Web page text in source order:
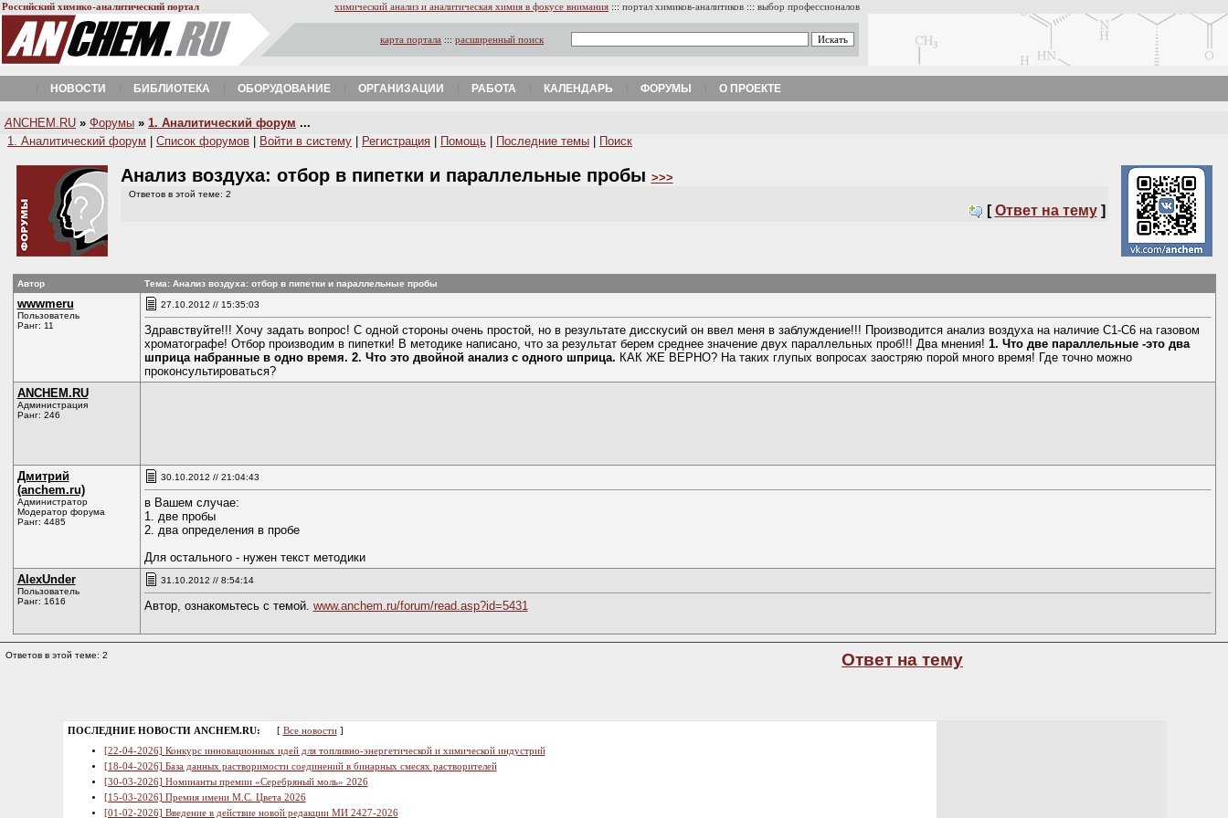
Российский химико-аналитический портал химический анализ и аналитическая химия в фокусе внимания ::: портал химиков-аналитиков ::: выбор профессионалов
карта портала ::: расширенный поиск
НОВОСТИ БИБЛИОТЕКА ОБОРУДОВАНИЕ ОРГАНИЗАЦИИ РАБОТА КАЛЕНДАРЬ ФОРУМЫ О ПРОЕКТЕ
A NCHEM.RU » Форумы » 1. Аналитический форум ...
1. Аналитический форум
Список форумов Войти в систему Регистрация Помощь Последние темы Поиск
Анализ воздуха: отбор в пипетки и параллельные пробы >>>
Ответов в этой теме: 2
[ Ответ на тему ]
Автор Тема: Анализ воздуха: отбор в пипетки и параллельные пробы
wwwmeru
Пользователь
Ранг: 11
27.10.2012 // 15:35:03
Здравствуйте!!! Хочу задать вопрос! С одной стороны очень простой, но в результате дисскусий он ввел меня в заблуждение!!! Производится анализ воздуха на наличие С1-С6 на газовом
хроматографе! Отбор производим в пипетки! В методике написано, что за результат берем среднее значение двух параллельных проб!!! Два мнения! 1. Что две параллельные -это два
шприца набранные в одно время. 2. Что это двойной анализ с одного шприца. КАК ЖЕ ВЕРНО? На таких глупых вопросах заостряю порой много время! Где точно можно
проконсультироваться?
ANCHEM.RU
Администрация
Ранг: 246
Дмитрий
(anchem.ru)
Администратор
Модератор форума
Ранг: 4485
30.10.2012 // 21:04:43
в Вашем случае:
1. две пробы
2. два определения в пробе
Для остального - нужен текст методики
AlexUnder
Пользователь
Ранг: 1616
31.10.2012 // 8:54:14
Автор, ознакомьтесь с темой. www.anchem.ru/forum/read.asp?id=5431
Ответов в этой теме: 2 Ответ на тему
ПОСЛЕДНИЕ НОВОСТИ ANCHEM.RU: [ Все новости]
[22-04-2026] Конкурс инновационных идей для топливно-энергетической и химической индустрий
[18-04-2026] База данных растворимости соединений в бинарных смесях растворителей
[30-03-2026] Номинанты премии «Серебряный моль» 2026
[15-03-2026] Премия имени М.С. Цвета 2026
[01-02-2026] Введение в действие новой редакции МИ 2427-2026